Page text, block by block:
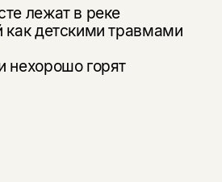
лежат в реке
как детскими травмами
нехорошо горят